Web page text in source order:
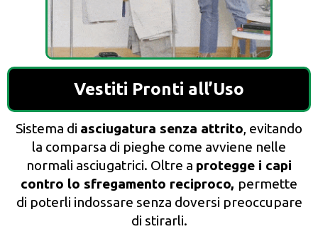
Vestiti Pronti all’Uso
Sistema di asciugatura senza attrito, evitando
la comparsa di pieghe come avviene nelle
normali asciugatrici. Oltre a protegge i capi
contro lo sfregamento reciproco, permette
di poterli indossare senza doversi preoccupare
di stirarli.